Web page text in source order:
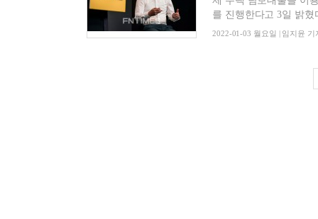
를 진행한다고 3일 밝혔
2022-01-03 월요일 | 임지윤 기